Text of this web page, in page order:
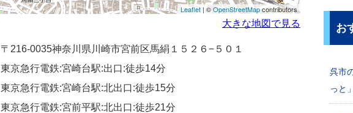
Leaflet | ©OpenStreetMapcontributors
大きな地図で見る
〒216-0035神奈川県川崎市宮前区馬絹１５２６−５０１
東京急行電鉄:宮崎台駅:出口:徒歩14分
東京急行電鉄:宮崎台駅:北出口:徒歩15分
東京急行電鉄:宮前平駅:北出口:徒歩21分
お
呉市
っと」